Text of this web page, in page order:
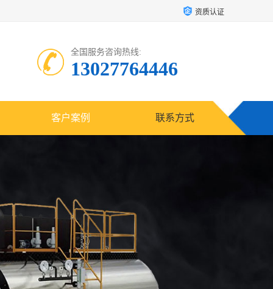
资质认证
全国服务咨询热线:
13027764446
客户案例 联系方式